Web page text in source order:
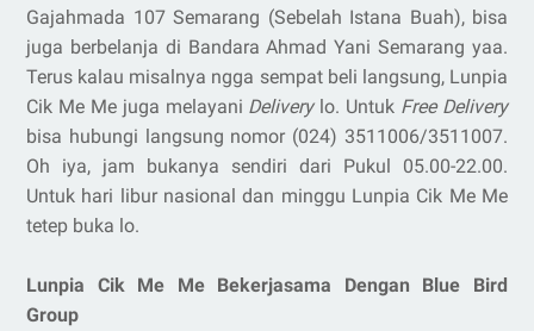
Gajahmada 107 Semarang (Sebelah Istana Buah), bisa
juga berbelanja di Bandara Ahmad Yani Semarang yaa.
Terus kalau misalnya ngga sempat beli langsung, Lunpia
Cik Me Me juga melayani Deliverylo. Untuk Free Delivery
bisa hubungi langsung nomor (024) 3511006/3511007.
Oh iya, jam bukanya sendiri dari Pukul 05.00-22.00.
Untuk hari libur nasional dan minggu Lunpia Cik Me Me
tetep buka lo.
Lunpia Cik Me Me Bekerjasama Dengan Blue Bird
Group